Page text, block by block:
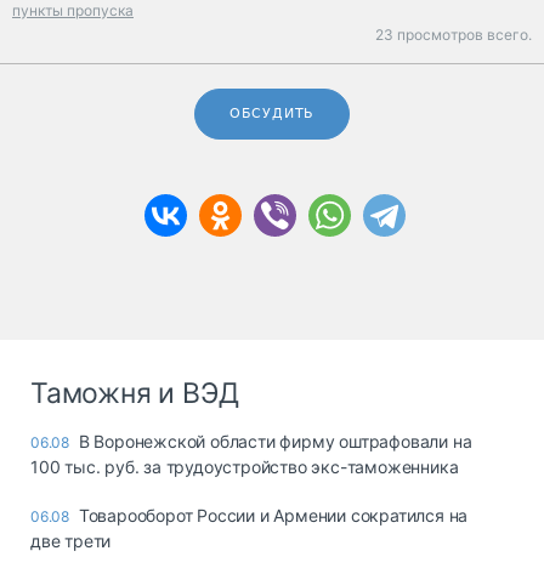
пункты пропуска
23 просмотров всего.
ОБСУДИТЬ
Таможня и ВЭД
06.08 В Воронежской области фирму оштрафовали на
100 тыс. руб. за трудоустройство экс-таможенника
06.08 Товарооборот России и Армении сократился на
две трети